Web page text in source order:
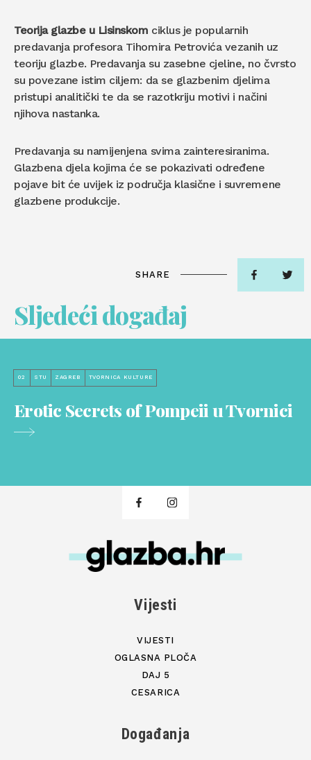
Teorija glazbe u Lisinskom ciklus je popularnih
predavanja profesora Tihomira Petrovića vezanih uz
teoriju glazbe. Predavanja su zasebne cjeline, no čvrsto
su povezane istim ciljem: da se glazbenim djelima
pristupi analitički te da se razotkriju motivi i načini
njihova nastanka.
Predavanja su namijenjena svima zainteresiranima.
Glazbena djela kojima će se pokazivati određene
pojave bit će uvijek iz područja klasične i suvremene
glazbene produkcije.
SHARE
Sljedeći događaj
02 STU ZAGREB TVORNICA KULTURE
Erotic Secrets of Pompeii u Tvornici
Vijesti
VIJESTI
OGLASNA PLOČA
DAJ 5
CESARICA
Događanja